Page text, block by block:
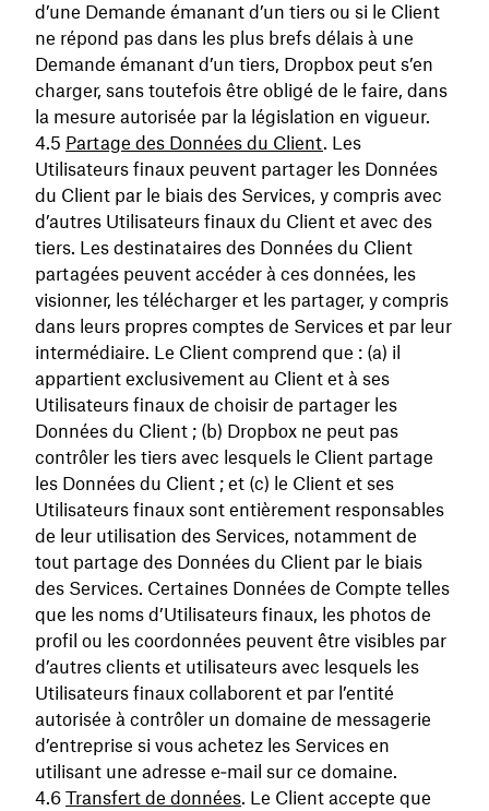
d’une Demande émanant d’un tiers ou si le Client
ne répond pas dans les plus brefs délais à une
Demande émanant d’un tiers, Dropbox peut s’en
charger, sans toutefois être obligé de le faire, dans
la mesure autorisée par la législation en vigueur.
Partage des Données du Client. Les
Utilisateurs finaux peuvent partager les Données
du Client par le biais des Services, y compris avec
d’autres Utilisateurs finaux du Client et avec des
tiers. Les destinataires des Données du Client
partagées peuvent accéder à ces données, les
visionner, les télécharger et les partager, y compris
dans leurs propres comptes de Services et par leur
intermédiaire. Le Client comprend que : (a) il
appartient exclusivement au Client et à ses
Utilisateurs finaux de choisir de partager les
Données du Client ; (b) Dropbox ne peut pas
contrôler les tiers avec lesquels le Client partage
les Données du Client ; et (c) le Client et ses
Utilisateurs finaux sont entièrement responsables
de leur utilisation des Services, notamment de
tout partage des Données du Client par le biais
des Services. Certaines Données de Compte telles
que les noms d’Utilisateurs finaux, les photos de
profil ou les coordonnées peuvent être visibles par
d’autres clients et utilisateurs avec lesquels les
Utilisateurs finaux collaborent et par l’entité
autorisée à contrôler un domaine de messagerie
d’entreprise si vous achetez les Services en
utilisant une adresse e‑mail sur ce domaine.
Transfert de données. Le Client accepte que